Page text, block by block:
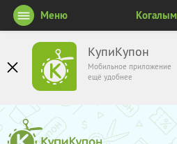
КупиКупон
Мобильное приложение
ещё удобнее
Меню Когалым